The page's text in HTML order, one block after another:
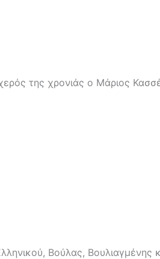
της χρονιάς ο Μάριος
Βούλας,